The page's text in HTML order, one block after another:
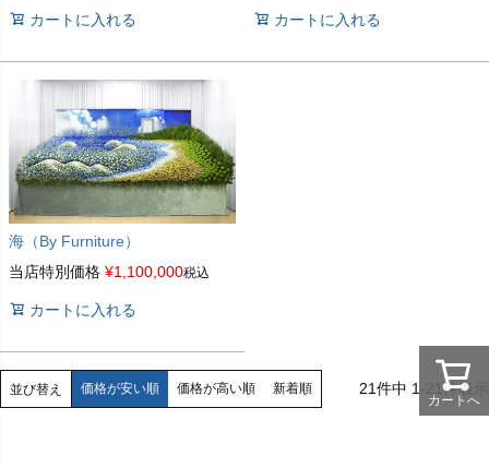
カートに入れる カートに入れる
海（By Furniture）
当店特別価格 ¥1,100,000税込
カートに入れる
並び替え 価格が安い順 価格が高い順 新着順 21件中 1-21件表示
カートへ